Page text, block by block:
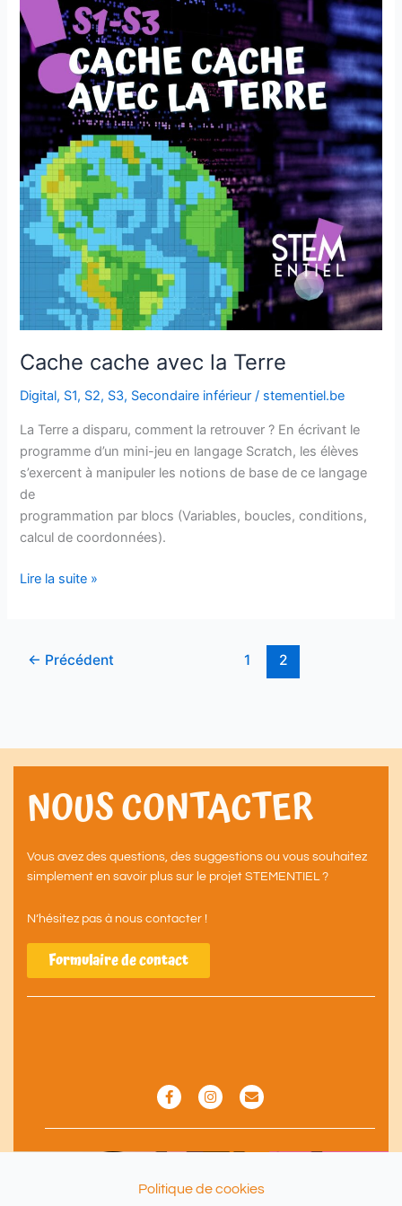
Cache cache avec la Terre
Digital, S1, S2, S3, Secondaire inférieur / stementiel.be
La Terre a disparu, comment la retrouver ? En écrivant le
programme d’un mini-jeu en langage Scratch, les élèves
s’exercent à manipuler les notions de base de ce langage
de
programmation par blocs (Variables, boucles, conditions,
calcul de coordonnées).
avec
la
Terre
Lire la suite »
← Précédent 1 2
NOUS CONTACTER
Vous avez des questions, des suggestions ou vous souhaitez
simplement en savoir plus sur le projet STEMENTIEL ?
N’hésitez pas à nous contacter !
Formulaire de contact
F
a
e
o
k
-
I
n
t
g
a
m
E
n
e
o
e
Politique de cookies